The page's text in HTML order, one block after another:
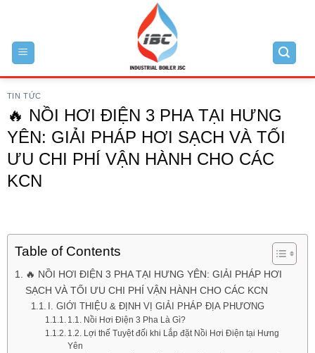
content
TIN TỨC
🔥 NỒI HƠI ĐIỆN 3 PHA TẠI HƯNG
YÊN: GIẢI PHÁP HƠI SẠCH VÀ TỐI
ƯU CHI PHÍ VẬN HÀNH CHO CÁC
KCN
Table of Contents
🔥 NỒI HƠI ĐIỆN 3 PHA TẠI HƯNG YÊN: GIẢI PHÁP HƠI
SẠCH VÀ TỐI ƯU CHI PHÍ VẬN HÀNH CHO CÁC KCN
I. GIỚI THIỆU & ĐỊNH VỊ GIẢI PHÁP ĐỊA PHƯƠNG
1.1. Nồi Hơi Điện 3 Pha Là Gì?
1.2. Lợi thế Tuyệt đối khi Lắp đặt Nồi Hơi Điện tại Hưng
Yên